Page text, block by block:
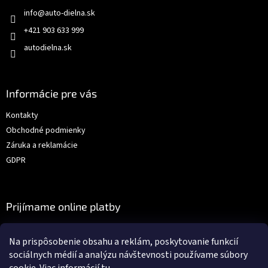
Na prispôsobenie obsahu a reklám, poskytovanie funkcií
sociálnych médií a analýzu návštevnosti používame súbory
info@auto-dielna.sk
+421 903 633 999
autodielna.sk
Informácie pre vás
Kontakty
Obchodné podmienky
Záruka a reklamácie
GDPR
Prijímame online platby